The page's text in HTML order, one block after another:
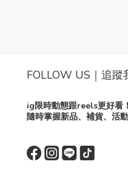
FOLLOW US｜追蹤
ig限時動態跟reels更好看！
隨時掌握新品、補貨、活